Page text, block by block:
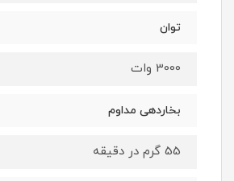
توان
3000 وات
بخاردهی مداوم
55 گرم در دقیقه